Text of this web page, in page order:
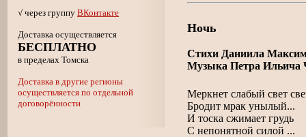
√ через группу ВКонтакте
Доставка осуществляется
БЕСПЛАТНО
в пределах Томска
Доставка в другие регионы
осуществляется по отдельной
договорённости
Ночь
Стихи Даниила
Музыка Петра Ильича
Меркнет слабый свет
Бродит мрак унылый...
И тоска сжимает грудь
С непонятной силой ...